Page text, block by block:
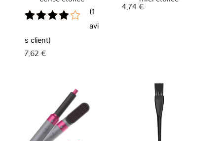
4.00sur
5 basé
sur
(1
avi
s client)
7,62 €
4,74 €